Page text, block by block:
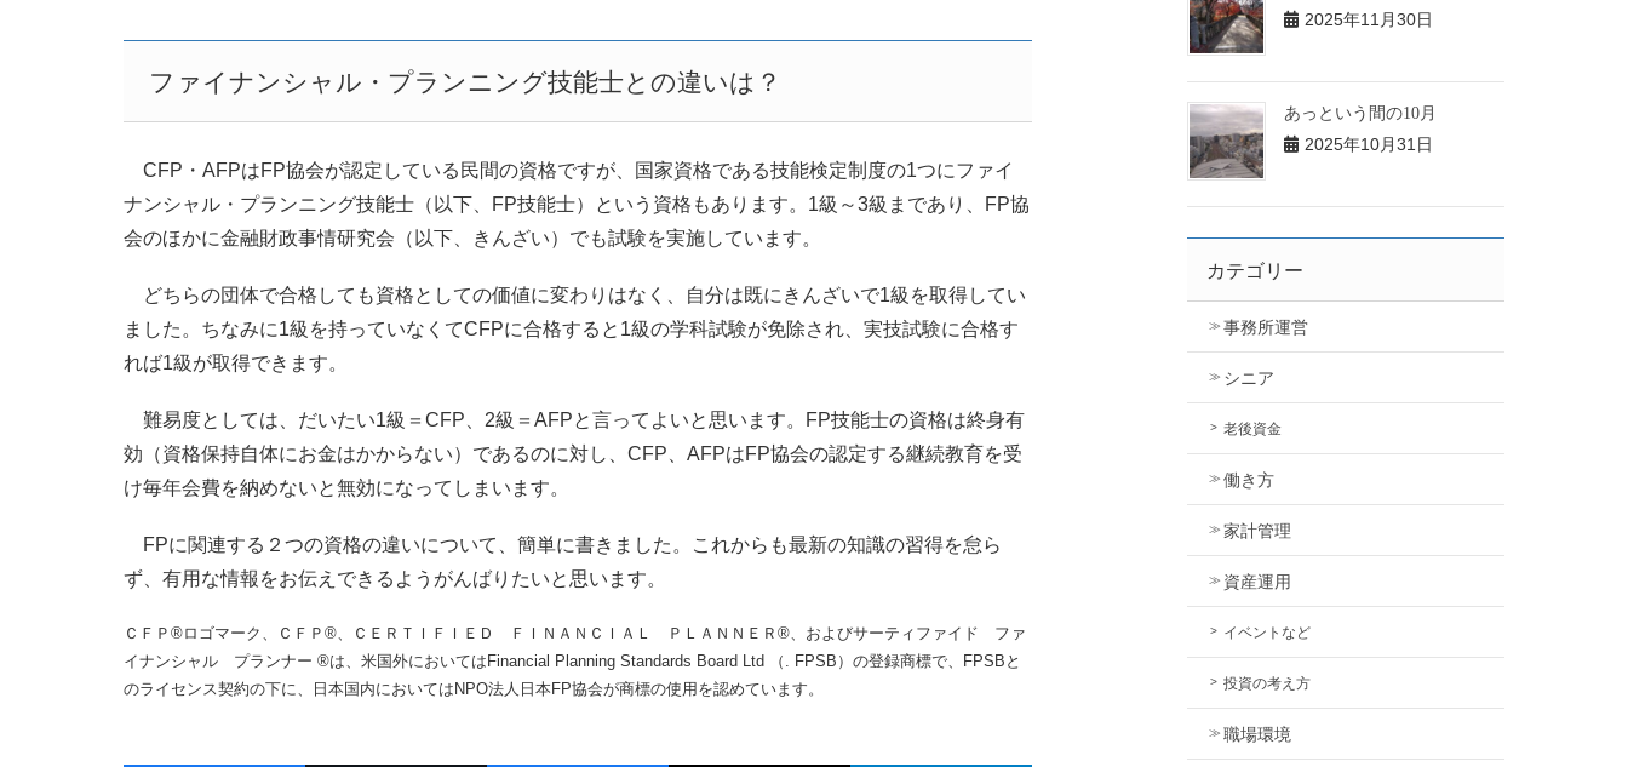
ファイナンシャル・プランニング技能士との違いは？
CFP・AFPはFP協会が認定している民間の資格ですが、国家資格である技能検定制度の1つにファイ
ナンシャル・プランニング技能士（以下、FP技能士）という資格もあります。1級～3級まであり、FP協
会のほかに金融財政事情研究会（以下、きんざい）でも試験を実施しています。
どちらの団体で合格しても資格としての価値に変わりはなく、自分は既にきんざいで1級を取得してい
ました。ちなみに1級を持っていなくてCFPに合格すると1級の学科試験が免除され、実技試験に合格す
れば1級が取得できます。
難易度としては、だいたい1級＝CFP、2級＝AFPと言ってよいと思います。FP技能士の資格は終身有
効（資格保持自体にお金はかからない）であるのに対し、CFP、AFPはFP協会の認定する継続教育を受
け毎年会費を納めないと無効になってしまいます。
FPに関連する２つの資格の違いについて、簡単に書きました。これからも最新の知識の習得を怠ら
ず、有用な情報をお伝えできるようがんばりたいと思います。
ＣＦＰ®ロゴマーク、ＣＦＰ®、ＣＥＲＴＩＦＩＥＤ ＦＩＮＡＮＣＩＡＬ ＰＬＡＮＮＥＲ®、およびサーティファイド ファ
イナンシャル プランナー ®は、米国外においてはFinancial Planning Standards Board Ltd （. FPSB）の登録商標で、FPSBと
のライセンス契約の下に、日本国内においてはNPO法人日本FP協会が商標の使用を認めています。
2025年11月30日
あっという間の10月
2025年10月31日
カテゴリー
事務所運営
シニア
老後資金
働き方
家計管理
資産運用
イベントなど
投資の考え方
職場環境